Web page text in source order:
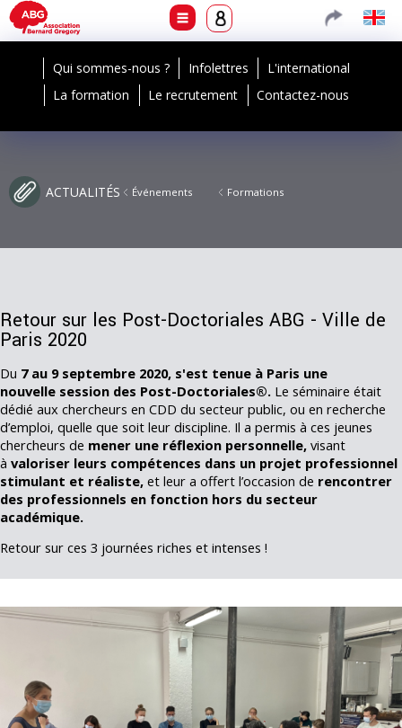
Qui sommes-nous ? Infolettres
L'international
La formation
Le recrutement Contactez-nous
ACTUALITÉS Événements Formations
Retour sur les Post-Doctoriales ABG - Ville de
Paris 2020
Du 7 au 9 septembre 2020, s'est tenue à Paris une
nouvelle session des Post-Doctoriales®. Le séminaire était
dédié aux chercheurs en CDD du secteur public, ou en recherche
d’emploi, quelle que soit leur discipline. Il a permis à ces jeunes
chercheurs de mener une réflexion personnelle, visant
à valoriser leurs compétences dans un projet professionnel
stimulant et réaliste, et leur a offert l’occasion de rencontrer
des professionnels en fonction hors du secteur
académique.
Retour sur ces 3 journées riches et intenses !